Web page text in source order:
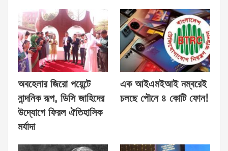
অবহেলার জিরো পয়েন্টে
নান্দনিক রূপ, ডিসি জাহিদের
উদ্যোগে ফিরল ঐতিহাসিক
মর্যাদা
এক আইএমইআই নম্বরেই
চলছে পৌনে ৪ কোটি ফোন!